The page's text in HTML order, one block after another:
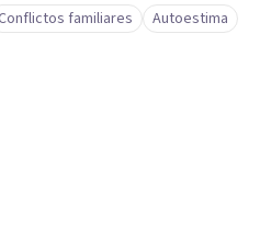
familiares
Autoestima